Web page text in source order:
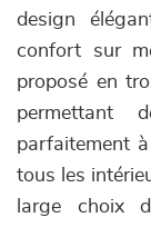
design
confort sur
proposé en
permettant
parfaitement
tous les
large choix